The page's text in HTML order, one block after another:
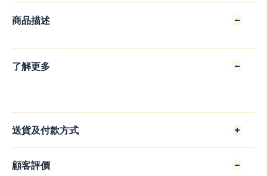
商品描述
了解更多
送貨及付款方式
顧客評價